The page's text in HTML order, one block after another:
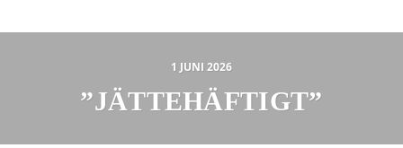
1 JUNI 2026
”JÄTTEHÄFTIGT”